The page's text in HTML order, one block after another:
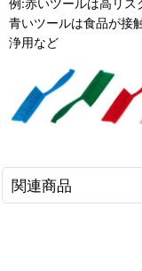
例:赤いツールは高リス
青いツールは食品が接
浄用など
関連商品